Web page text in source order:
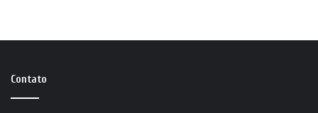
Contato